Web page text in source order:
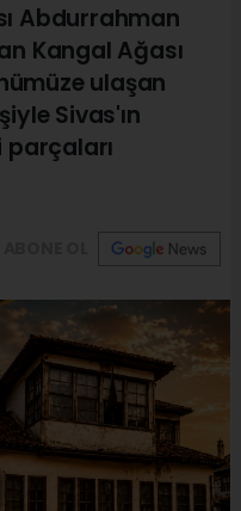
Abdurrahman
Kangal Ağası
ulaşan
Sivas'ın
parçaları